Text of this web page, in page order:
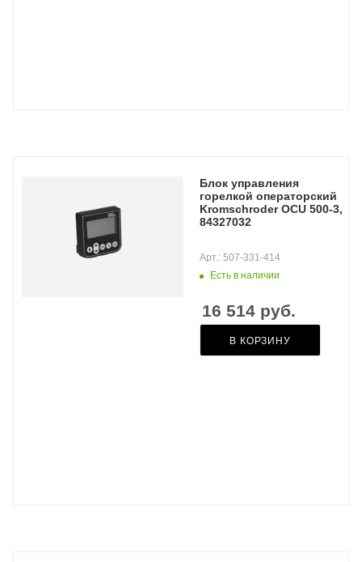
Блок управления
горелкой операторский
Kromschroder OCU 500-3,
84327032
Есть в наличии
Арт.: 507-331-414
16 514 руб.
В КОРЗИНУ